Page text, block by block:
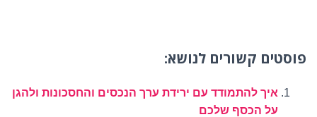
פוסטים קשורים לנושא:
איך להתמודד עם ירידת ערך הנכסים והחסכונות ולהגן
על הכסף שלכם